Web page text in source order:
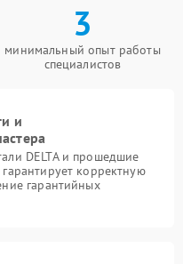
3
минимальный опыт работы
специалистов
и
DELTA и прошедшие
корректную
гарантийных